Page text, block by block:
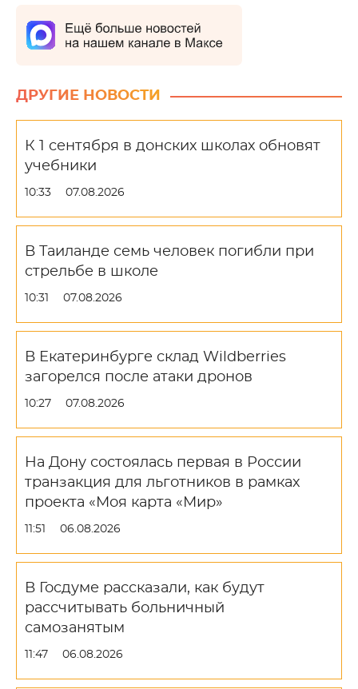
ДРУГИЕ НОВОСТИ
К 1 сентября в донских школах обновят
учебники
10:33 07.08.2026
В Таиланде семь человек погибли при
стрельбе в школе
10:31 07.08.2026
В Екатеринбурге склад Wildberries
загорелся после атаки дронов
10:27 07.08.2026
На Дону состоялась первая в России
транзакция для льготников в рамках
проекта «Моя карта «Мир»
11:51 06.08.2026
В Госдуме рассказали, как будут
рассчитывать больничный
самозанятым
11:47 06.08.2026